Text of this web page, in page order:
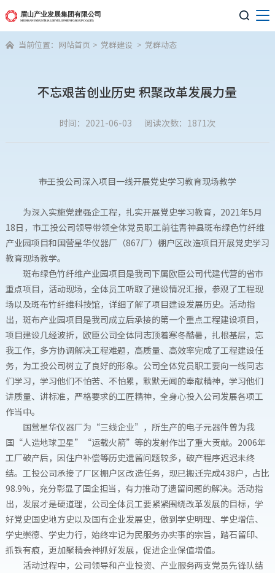

 当前位置： 网站首页 > 党群建设 > 党群动态
不忘艰苦创业历史 积聚改革发展力量
时间：2021-06-03 阅读次数：1871次
――市工投公司深入项目一线开展党史学习教育现场教学
为深入实施党建强企工程，扎实开展党史学习教育，2021年5月
18日，市工投公司领导带领全体党员职工前往青神县斑布绿色竹纤维
产业园项目和国营星华仪器厂（867厂）棚户区改造项目开展党史学习
教育现场教学。
斑布绿色竹纤维产业园项目是我司下属欧臣公司代建代营的省市
重点项目，活动现场，全体员工听取了建设情况汇报，参观了工程现
场以及斑布竹纤维科技馆，详细了解了项目建设发展历史。活动指
出，斑布产业园项目是我司成立后承接的第一个重点工程建设项目，
项目建设几经波折，欧臣公司全体同志顶着寒冬酷暑，扎根基层，忘
我工作，多方协调解决工程难题，高质量、高效率完成了工程建设任
务，为工投公司树立了良好的形象。公司全体党员职工要向一线同志
们学习，学习他们不怕苦、不怕累，默默无闻的奉献精神，学习他们
讲质量、讲标准，严格要求的工匠精神，全身心投入公司发展各项工
作当中。
国营星华仪器厂为“三线企业”，所生产的电子元器件曾为我
国“人造地球卫星”“运载火箭”等的发射作出了重大贡献。2006年
工厂破产后，因住户补偿等历史遗留问题较多，破产程序迟迟未终
结。工投公司承接了厂区棚户区改造任务，现已搬迁完成438户，占比
98.9%，充分彰显了国企担当，有力推动了遗留问题的解决。活动指
出，发展才是硬道理，公司全体员工要紧紧围绕改革发展的目标，学
好党史国史地方史以及国有企业发展史，做到学史明理、学史增信、
学史崇德、学史力行，始终牢记为民服务办实事的宗旨，踏石留印、
抓铁有痕，更加聚精会神抓好发展，促进企业保值增值。
活动过程中，公司领导和产业投资、产业服务两支党员先锋队结